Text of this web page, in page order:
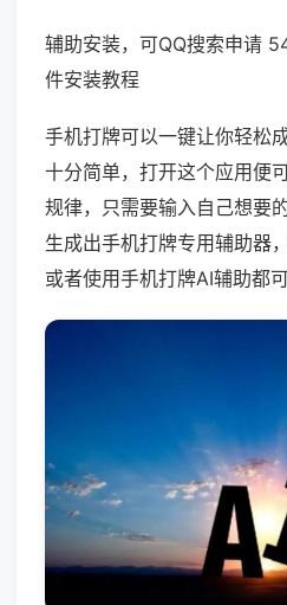
辅助安装，可QQ搜索申请
件安装教程
手机打牌可以一键让你轻松
十分简单，打开这个应用便
规律，只需要输入自己想要
生成出手机打牌专用辅助器
或者使用手机打牌AI辅助都